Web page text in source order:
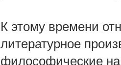
К этому времени
литературное
философические